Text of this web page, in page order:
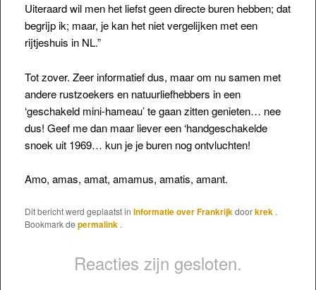
Uiteraard wil men het liefst geen directe buren hebben; dat
begrijp ik; maar, je kan het niet vergelijken met een
rijtjeshuis in NL.”
Tot zover. Zeer informatief dus, maar om nu samen met
andere rustzoekers en natuurliefhebbers in een
‘geschakeld mini-hameau’ te gaan zitten genieten… nee
dus! Geef me dan maar liever een ‘handgeschakelde
snoek uit 1969… kun je je buren nog ontvluchten!
Amo, amas, amat, amamus, amatis, amant.
Dit bericht werd geplaatst in Informatie over Frankrijkdoorkrek .
Bookmark de permalink .
Reacties zijn gesloten.